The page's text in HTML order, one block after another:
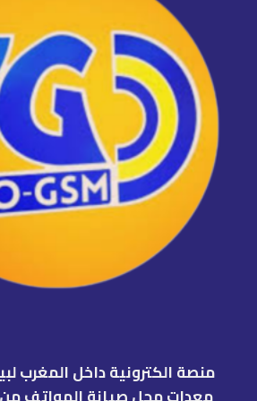
منصة الكترونية داخل المغرب